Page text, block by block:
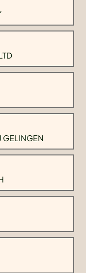
GELINGEN